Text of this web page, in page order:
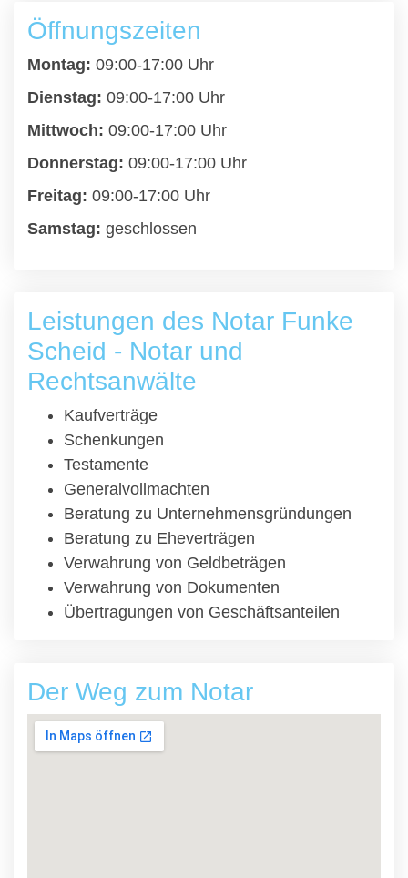
Öffnungszeiten
Montag: 09:00-17:00 Uhr
Dienstag: 09:00-17:00 Uhr
Mittwoch: 09:00-17:00 Uhr
Donnerstag: 09:00-17:00 Uhr
Freitag: 09:00-17:00 Uhr
Samstag: geschlossen
Leistungen des Notar Funke
Scheid - Notar und
Rechtsanwälte
Kaufverträge
Schenkungen
Testamente
Generalvollmachten
Beratung zu Unternehmensgründungen
Beratung zu Eheverträgen
Verwahrung von Geldbeträgen
Verwahrung von Dokumenten
Übertragungen von Geschäftsanteilen
Der Weg zum Notar